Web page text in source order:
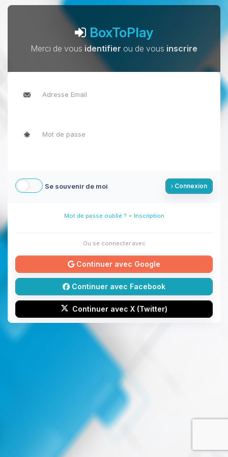
BoxToPlay
Merci de vous identifier ou de vous inscrire
Se souvenir de moi Connexion
Mot de passe oublié ? - Inscription
Ou se connecter avec
Continuer avec Google
Continuer avec Facebook
Continuer avec X (Twitter)